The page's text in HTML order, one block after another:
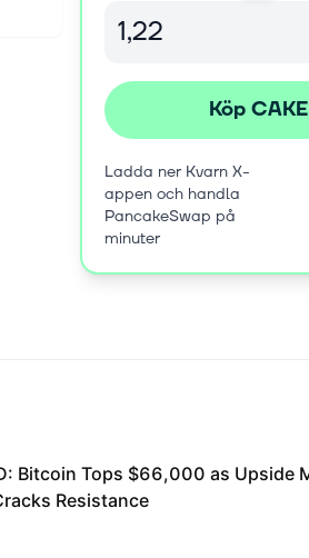
Köp CAKE
Ladda ner Kvarn X-
appen och handla
PancakeSwap på
minuter